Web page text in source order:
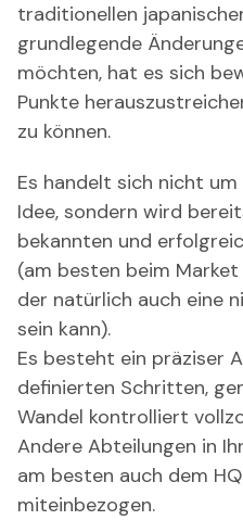
traditionellen
grundlegende
möchten, hat es sich
Punkte
zu können.
Es handelt sich nicht
Idee, sondern wird
bekannten und
(am besten beim Market
der natürlich auch eine
sein kann).
Es besteht ein präziser
definierten Schritten,
Wandel kontrolliert
Andere Abteilungen in
am besten auch dem
miteinbezogen.